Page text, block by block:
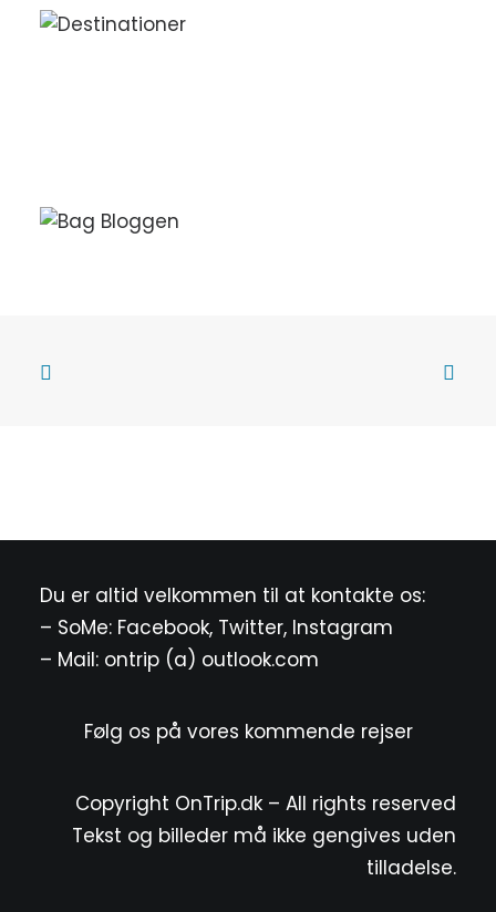
Du er altid velkommen til at kontakte os:
– SoMe: Facebook, Twitter, Instagram
– Mail: ontrip (a) outlook.com
Følg os på vores kommende rejser
Copyright OnTrip.dk – All rights reserved
Tekst og billeder må ikke gengives uden
tilladelse.